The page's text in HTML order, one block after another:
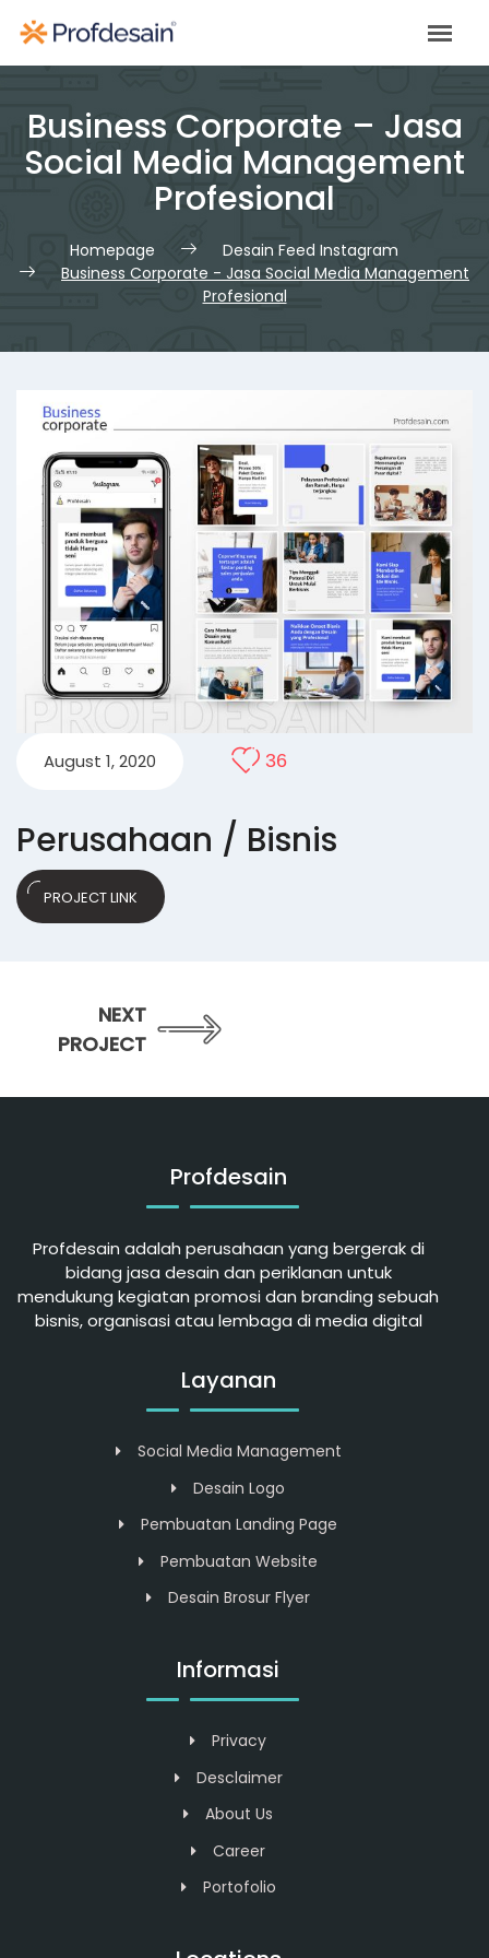
Business Corporate – Jasa
Social Media Management
Profesional
Homepage
Desain Feed Instagram
Business Corporate - Jasa Social Media Management
Profesional
August 1, 2020 36
Perusahaan / Bisnis
PROJECT LINK
NEXT
PROJECT
Profdesain
Profdesain adalah perusahaan yang bergerak di
bidang jasa desain dan periklanan untuk
mendukung kegiatan promosi dan branding sebuah
bisnis, organisasi atau lembaga di media digital
Layanan
Social Media Management
Desain Logo
Pembuatan Landing Page
Pembuatan Website
Desain Brosur Flyer
Informasi
Privacy
Desclaimer
About Us
Career
Portofolio